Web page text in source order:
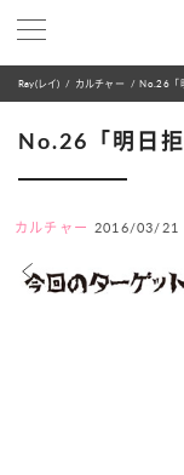
Ray(レイ) カルチャー No.26「
No.26「明日
カルチャー 2016/03/21